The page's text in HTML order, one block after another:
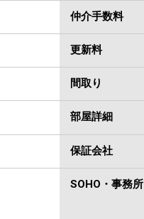
仲介手数料
更新料
間取り
部屋詳細
保証会社
SOHO・事務所